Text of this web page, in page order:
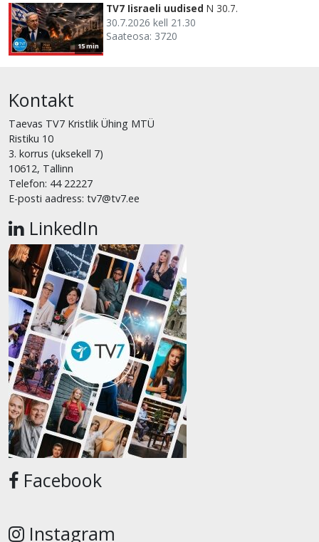
15 min
TV7 Iisraeli uudised N 30.7.
30.7.2026 kell 21.30
Saateosa: 3720
Kontakt
Taevas TV7 Kristlik Ühing MTÜ
Ristiku 10
3. korrus (uksekell 7)
10612, Tallinn
Telefon: 44 22227
E-posti aadress: tv7@tv7.ee
LinkedIn
Facebook
Instagram